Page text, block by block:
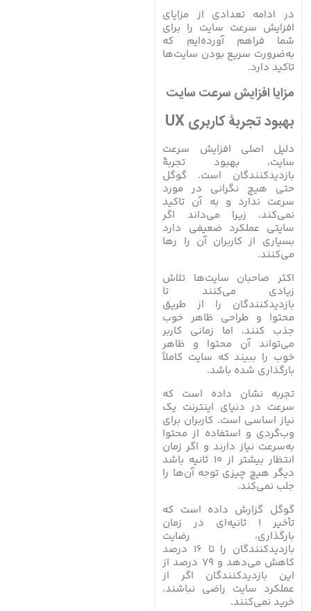
در ادامه تعدادی از مزایای
افزایش سرعت سایت را برای
شما فراهم آورده‌ایم که
به‌ضرورت سریع بودن سایت‌ها
تاکید دارد.
مزایا افزایش سرعت سایت
بهبود تجربۀ کاربری UX
دلیل اصلی افزایش سرعت
سایت، بهبود تجربۀ
بازدیدکنندگان است. گوگل
حتی هیچ نگرانی در مورد
سرعت ندارد و به آن تاکید
نمی‌کند، زیرا می‌داند اگر
سایتی عملکرد ضعیفی دارد
بسیاری از کاربران آن را رها
می‌کنند.
اکثر صاحبان سایت‌ها تلاش
زیادی می‌کنند تا
بازدیدکنندگان را از طریق
محتوا و طراحی ظاهر خوب
جذب کنند، اما زمانی کاربر
می‌تواند آن محتوا و ظاهر
خوب را ببیند که سایت کاملاً
بارگذاری شده باشد.
تجربه نشان داده است که
سرعت در دنیای اینترنت یک
نیاز اساسی است. کاربران برای
وب‌گردی و استفاده از محتوا
به‌سرعت نیاز دارند و اگر زمان
انتظار بیشتر از ۱۰ ثانیه باشد
دیگر هیچ چیزی توجه آن‌ها را
جلب نمی‌کند.
گوگل گزارش داده است که
تأخیر ۱ ثانیه‌ای در زمان
بارگذاری، رضایت
بازدیدکنندگان را تا ۱۶ درصد
کاهش می‌دهد و ۷۹ درصد از
این بازدیدکنندگان اگر از
عملکرد سایت راضی نباشند،
خرید نمی‌کنند.